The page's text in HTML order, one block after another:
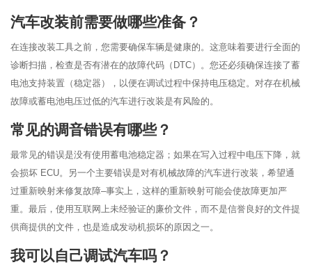
汽车改装前需要做哪些准备？
在连接改装工具之前，您需要确保车辆是健康的。这意味着要进行全面的
诊断扫描，检查是否有潜在的故障代码（DTC）。您还必须确保连接了蓄
电池支持装置（稳定器），以便在调试过程中保持电压稳定。对存在机械
故障或蓄电池电压过低的汽车进行改装是有风险的。
常见的调音错误有哪些？
最常见的错误是没有使用蓄电池稳定器；如果在写入过程中电压下降，就
会损坏 ECU。另一个主要错误是对有机械故障的汽车进行改装，希望通
过重新映射来修复故障–事实上，这样的重新映射可能会使故障更加严
重。最后，使用互联网上未经验证的廉价文件，而不是信誉良好的文件提
供商提供的文件，也是造成发动机损坏的原因之一。
我可以自己调试汽车吗？